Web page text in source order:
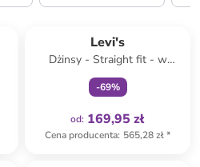
Levi's
Dżinsy - Straight fit - w
kolorze błękitnym
-69%
od: 169,95 zł
Cena producenta: 565,28 zł*